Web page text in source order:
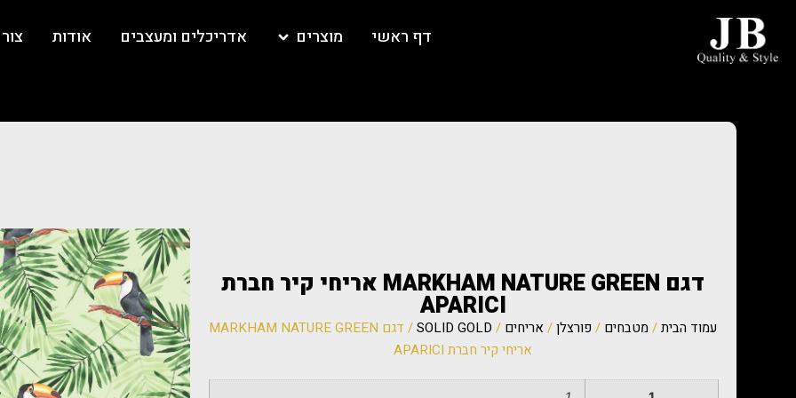
דף ראשי מוצרים אדריכלים ומעצבים אודות
‏דגם MARKHAM NATURE GREEN אריחי קיר חברת
APARICI
עמוד הבית/ מטבחים / פורצלן/ אריחים /
SOLID GOLD
/ ‏דגם MARKHAM NATURE GREEN
אריחי קיר חברת APARICI